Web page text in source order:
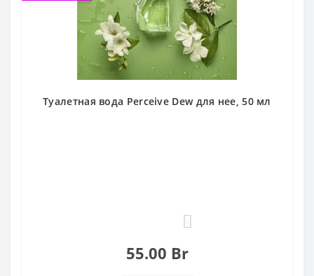
Туалетная вода Perceive Dew для нее, 50 мл
55.00 Br